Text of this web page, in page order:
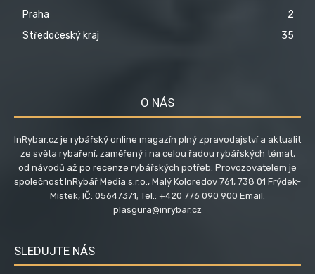
Praha
2
Středočeský kraj
35
O NÁS
InRybar.cz je rybářský online magazín plný zpravodajství a aktualit
ze světa rybaření, zaměřený i na celou řadou rybářských témat,
od návodů až po recenze rybářských potřeb. Provozovatelem je
společnost InRybář Media s.r.o., Malý Koloredov 761, 738 01 Frýdek-
Místek, IČ: 05647371; Tel.: +420 776 090 900 Email:
plasgura@inrybar.cz
SLEDUJTE NÁS